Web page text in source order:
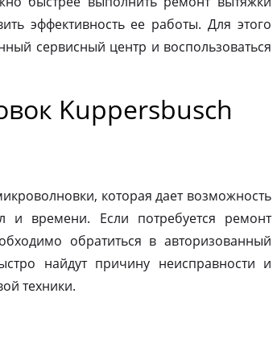
эффективность ее работы. Для этого
сервисный центр и воспользоваться
Kuppersbusch
которая дает возможность
и времени. Если потребуется ремонт
обратиться в авторизованный
найдут причину неисправности и
техники.